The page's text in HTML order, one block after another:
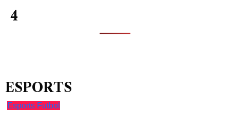
4
ESPORTS
Esports Futbol